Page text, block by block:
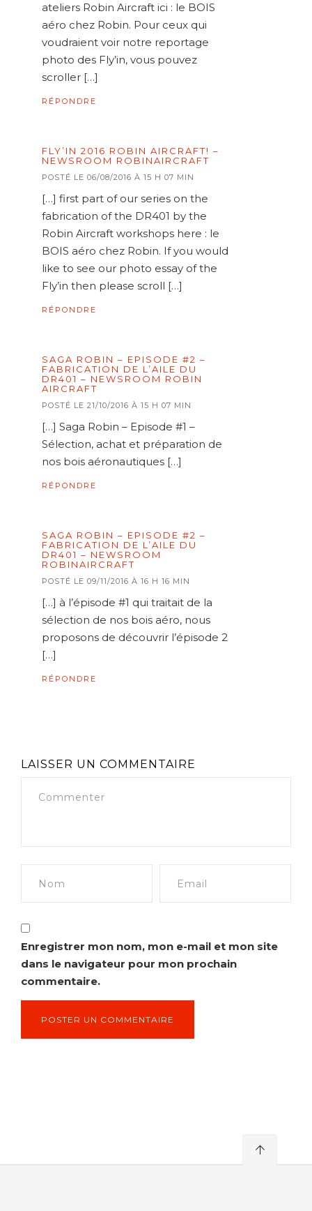
ateliers Robin Aircraft ici : le BOIS
aéro chez Robin. Pour ceux qui
voudraient voir notre reportage
photo des Fly’in, vous pouvez
scroller […]
RÉPONDRE
FLY’IN 2016 ROBIN AIRCRAFT! –
NEWSROOM ROBINAIRCRAFT
POSTÉ LE 06/08/2016 À 15 H 07 MIN
[…] first part of our series on the
fabrication of the DR401 by the
Robin Aircraft workshops here : le
BOIS aéro chez Robin. If you would
like to see our photo essay of the
Fly’in then please scroll […]
RÉPONDRE
SAGA ROBIN – EPISODE #2 –
FABRICATION DE L’AILE DU
DR401 – NEWSROOM ROBIN
AIRCRAFT
POSTÉ LE 21/10/2016 À 15 H 07 MIN
[…] Saga Robin – Episode #1 –
Sélection, achat et préparation de
nos bois aéronautiques […]
RÉPONDRE
SAGA ROBIN – EPISODE #2 –
FABRICATION DE L’AILE DU
DR401 – NEWSROOM
ROBINAIRCRAFT
POSTÉ LE 09/11/2016 À 16 H 16 MIN
[…] à l’épisode #1 qui traitait de la
sélection de nos bois aéro, nous
proposons de découvrir l’épisode 2
[…]
RÉPONDRE
LAISSER UN COMMENTAIRE
Enregistrer mon nom, mon e-mail et mon site
dans le navigateur pour mon prochain
commentaire.